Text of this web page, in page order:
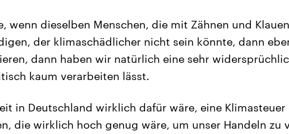
wenn dieselben Menschen, die mit Zähnen und
der klimaschädlicher nicht sein könnte, dann
dann haben wir natürlich eine sehr
kaum verarbeiten lässt.
in Deutschland wirklich dafür wäre, eine Klimasteuer
die wirklich hoch genug wäre, um unser Handeln zu